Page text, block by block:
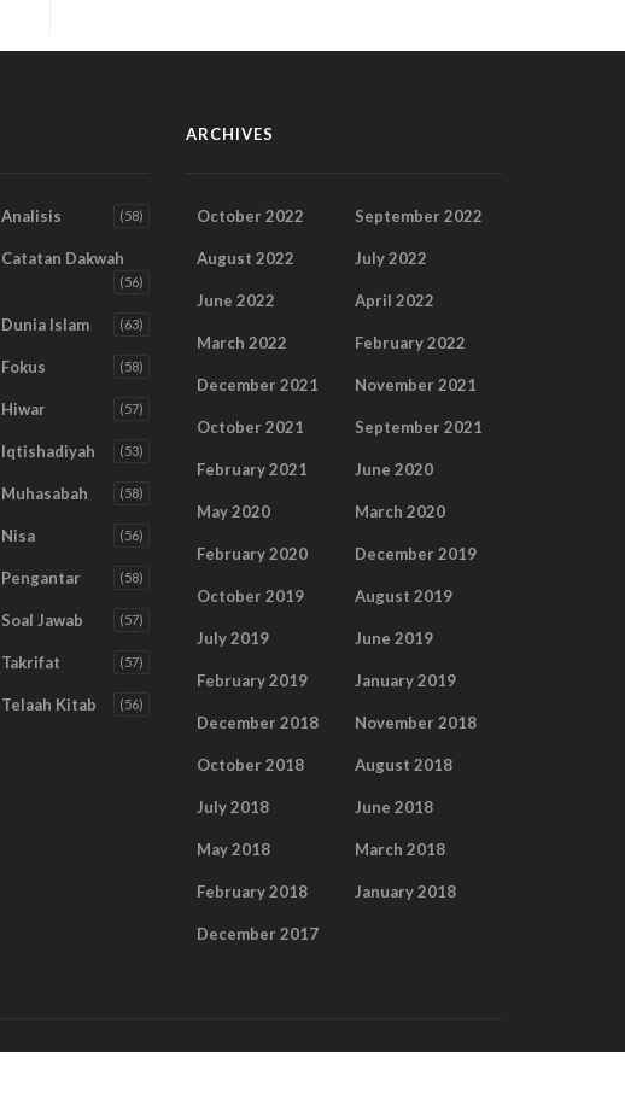
Analisis (58)
Catatan Dakwah
(56)
Dunia Islam (63)
Fokus (58)
Hiwar (57)
Iqtishadiyah (53)
Muhasabah (58)
Nisa (56)
Pengantar (58)
Soal Jawab (57)
Takrifat (57)
Telaah Kitab (56)
ARCHIVES
October 2022 September 2022
August 2022 July 2022
June 2022 April 2022
March 2022 February 2022
December 2021 November 2021
October 2021 September 2021
February 2021 June 2020
May 2020 March 2020
February 2020 December 2019
October 2019 August 2019
July 2019 June 2019
February 2019 January 2019
December 2018 November 2018
October 2018 August 2018
July 2018 June 2018
May 2018 March 2018
February 2018 January 2018
December 2017